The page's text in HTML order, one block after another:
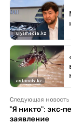
Следующая новость
"Я никто": экс-
заявление